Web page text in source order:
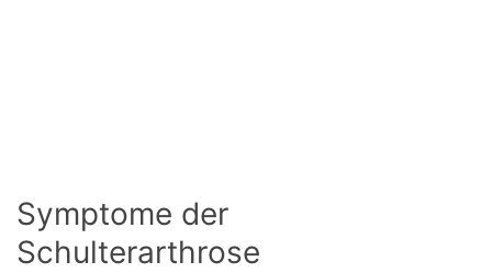
Symptome der
Schulterarthrose